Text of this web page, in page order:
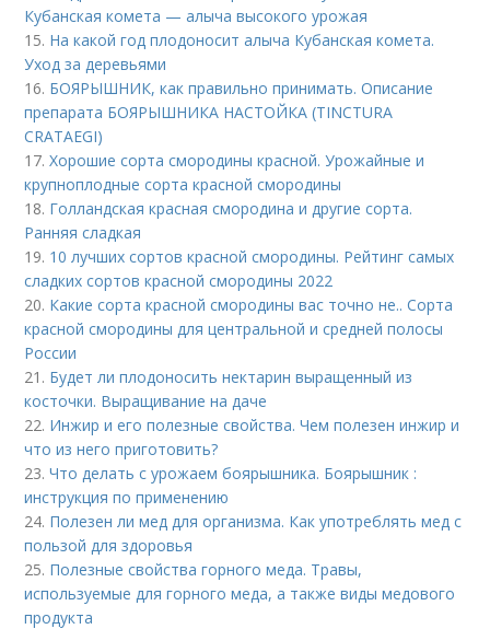
Кубанская комета — алыча высокого урожая
15. На какой год плодоносит алыча Кубанская комета.
Уход за деревьями
16. БОЯРЫШНИК, как правильно принимать. Описание
препарата БОЯРЫШНИКА НАСТОЙКА (TINCTURA
CRATAEGI)
17.Хорошие сорта смородины красной. Урожайные и
крупноплодные сорта красной смородины
18. Голландская красная смородина и другие сорта.
Ранняя сладкая
19. 10 лучших сортов красной смородины. Рейтинг самых
сладких сортов красной смородины 2022
20. Какие сорта красной смородины вас точно не.. Сорта
красной смородины для центральной и средней полосы
России
21. Будет ли плодоносить нектарин выращенный из
косточки. Выращивание на даче
22. Инжир и его полезные свойства. Чем полезен инжир и
что из него приготовить?
23.Что делать с урожаем боярышника. Боярышник :
инструкция по применению
24. Полезен ли мед для организма. Как употреблять мед с
пользой для здоровья
25. Полезные свойства горного меда. Травы,
используемые для горного меда, а также виды медового
продукта